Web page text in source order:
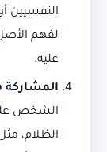
النفسيين
لفهم
عليه.
المشاركة
الشخص على
الظلام،